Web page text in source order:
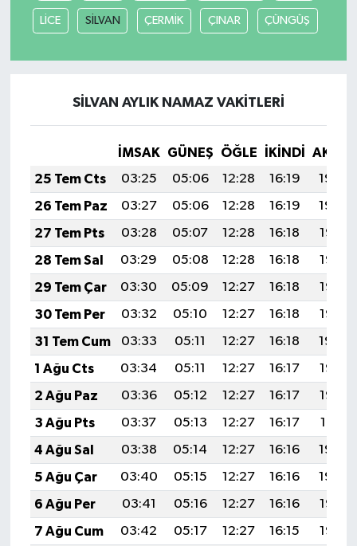
LİCE SİLVAN ÇERMİK ÇINAR ÇÜNGÜŞ
SİLVAN AYLIK NAMAZ VAKITLERI
İMSAK GÜNEŞ ÖĞLE İKINDI
25 Tem Cts
03:25 05:06 12:28 16:19
19:40
26 Tem Paz
03:27 05:06 12:28 16:19
19:39
27 Tem Pts
03:28 05:07 12:28 16:18
19:38
28 Tem Sal
03:29 05:08 12:28 16:18
19:37
29 Tem Çar
03:30 05:09 12:27 16:18
19:36
30 Tem Per
03:32 05:10 12:27 16:18
19:35
31 Tem Cum
03:33 05:11 12:27 16:18
19:34
1 Ağu Cts
03:34 05:11 12:27 16:17
19:33
2 Ağu Paz
03:36 05:12 12:27 16:17
19:32
3 Ağu Pts
03:37 05:13 12:27 16:17
19:31
4 Ağu Sal
03:38 05:14 12:27 16:16
19:30
5 Ağu Çar
03:40 05:15 12:27 16:16
19:29
6 Ağu Per
03:41 05:16 12:27 16:16
19:28
7 Ağu Cum
03:42 05:17 12:27 16:15
19:27